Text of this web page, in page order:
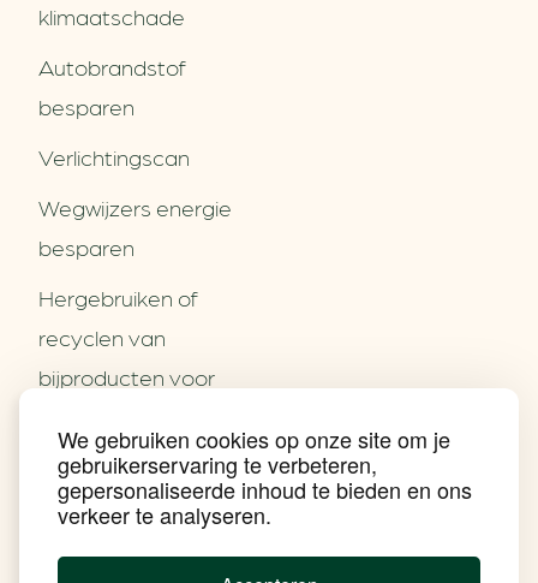
We gebruiken cookies op onze site om je
gebruikerservaring te verbeteren,
gepersonaliseerde inhoud te bieden en ons
verkeer te analyseren.
Partners
Contact
Nieuws
Praktijkverhalen
Events
Nieuwsbrief
Achtergrond klimaatverandering
klimaatschade
Autobrandstof
besparen
Verlichtingscan
Wegwijzers energie
besparen
Hergebruiken of
recyclen van
bijproducten voor
Energie besparen op
uw PC